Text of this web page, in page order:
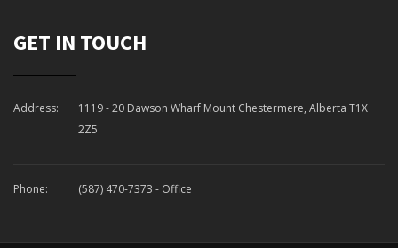
GET IN TOUCH
Address:
1119 - 20 Dawson Wharf Mount Chestermere, Alberta T1X
2Z5
Phone: (587) 470-7373 - Office